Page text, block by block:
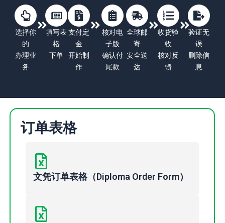
选择你
的
办理业
务
填写表
格
下单
支付定
金
开始制
作
核对电
子版
确认付
尾款
全球邮
寄
安全送
达
收货验
收
核对反
馈
验证无
误
删除信
息
订单表格
文凭订单表格（Diploma Order Form）